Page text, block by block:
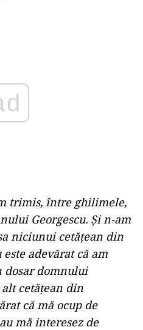
trimis, între ghilimele,
Georgescu. Și n-am
niciunui cetăţean din
adevărat că am
dosar domnului
alt cetăţean din
că mă ocup de
mă interesez de